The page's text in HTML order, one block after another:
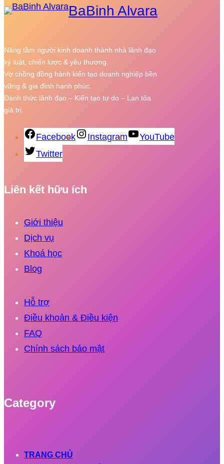
BaBinh Alvara
Nâng tầm người kinh doanh thành nhà lãnh đạo
kỷ luật, chiến lược & yêu thương.
Vợ chồng đồng hành kiến tạo doanh nghiệp bền
vững & gia đình hạnh phúc.
Đánh thức lãnh đạo – Kiến tạo tự do – Lan tỏa
giá trị.
Facebook Instagram
YouTube
Twitter
Liên kết hữu ích
Giới thiệu
Dịch vụ
Khoá học
Blog
Hỗ trợ
Điều khoản & Điều kiện
FAQ
Chính sách bảo mật
Category
TRANG CHỦ